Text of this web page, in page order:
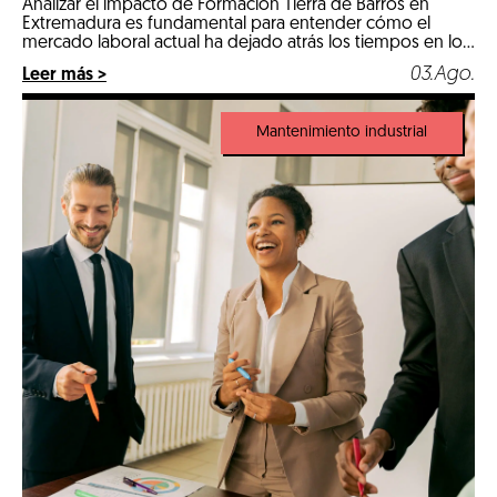
Analizar el impacto de Formación Tierra de Barros en
Extremadura es fundamental para entender cómo el
mercado laboral actual ha dejado atrás los tiempos en los
que un expediente puramente teórico abría las puertas
de las mejores empresas. Llegados a 2026, nos
encontramos en un escenario hipercompetitivo, marcado
por la digitalización de la industria y […]
Leer más > 03.Ago.
Mantenimiento industrial